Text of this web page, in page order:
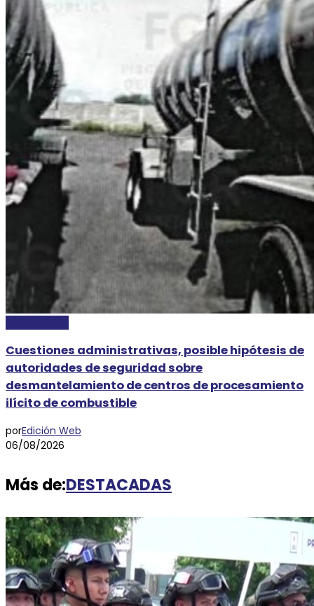
Cuestiones administrativas, posible hipótesis de
autoridades de seguridad sobre
desmantelamiento de centros de procesamiento
ilícito de combustible
porEdición Web
06/08/2026
Más de:DESTACADAS